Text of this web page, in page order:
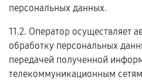
персональных данных.
11.2. Оператор осуществляет
обработку персональных
передачей полученной
телекоммуникационным